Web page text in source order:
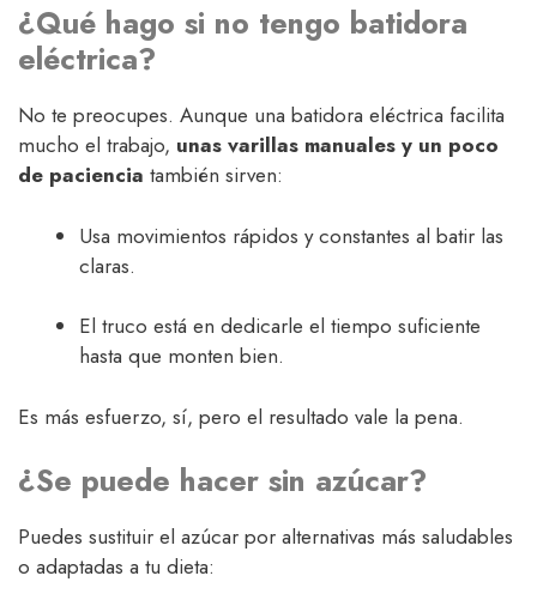
¿Qué hago si no tengo batidora
eléctrica?
No te preocupes. Aunque una batidora eléctrica facilita
mucho el trabajo, unas varillas manuales y un poco
de paciencia también sirven:
Usa movimientos rápidos y constantes al batir las
claras.
El truco está en dedicarle el tiempo suficiente
hasta que monten bien.
Es más esfuerzo, sí, pero el resultado vale la pena.
¿Se puede hacer sin azúcar?
Puedes sustituir el azúcar por alternativas más saludables
o adaptadas a tu dieta: